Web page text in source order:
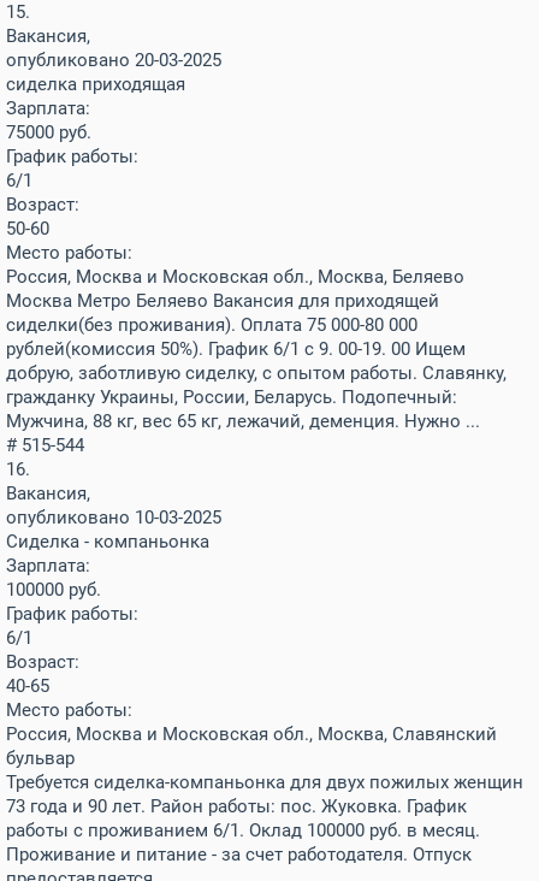
15.
Вакансия,
опубликовано 20-03-2025
сиделка приходящая
Зарплата:
75000 руб.
График работы:
6/1
Возраст:
50-60
Место работы:
Россия, Москва и Московская обл., Москва, Беляево
Москва Метро Беляево Вакансия для приходящей
сиделки(без проживания). Оплата 75 000-80 000
рублей(комиссия 50%). График 6/1 с 9. 00-19. 00 Ищем
добрую, заботливую сиделку, с опытом работы. Славянку,
гражданку Украины, России, Беларусь. Подопечный:
Мужчина, 88 кг, вес 65 кг, лежачий, деменция. Нужно ...
# 515-544
16.
Вакансия,
опубликовано 10-03-2025
Сиделка - компаньонка
Зарплата:
100000 руб.
График работы:
6/1
Возраст:
40-65
Место работы:
Россия, Москва и Московская обл., Москва, Славянский
бульвар
Требуется сиделка-компаньонка для двух пожилых женщин
73 года и 90 лет. Район работы: пос. Жуковка. График
работы с проживанием 6/1. Оклад 100000 руб. в месяц.
Проживание и питание - за счет работодателя. Отпуск